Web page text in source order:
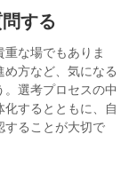
する
な場でもありま
方など、気になる
選考プロセスの中
するとともに、自
することが大切で